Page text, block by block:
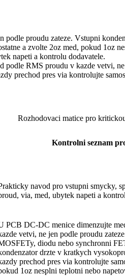
proudu zateze. Vstupni
a zvolte 2oz med, pokud 1oz
napeti a kontrolu dodavatele.
podle RMS proudu v kazde vetvi,
prechod pres via kontrolujte
Rozhodovaci matice pro
Kontrolni seznam
navod pro vstupni smycky,
via, med, ubytek napeti a
PCB DC-DC menice dimenzujte
vetvi, ne jen podle proudu
diodu nebo synchronni
drzte v kratkych
prechod pres via kontrolujte
1oz nesplni teplotni nebo